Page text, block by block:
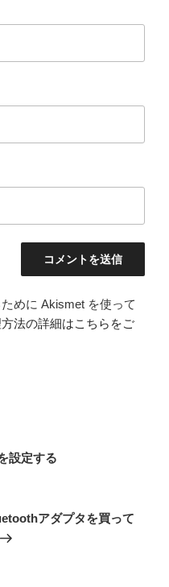
めに Akismet を使って
法の詳細はこちらをご
設定する
アダプタを買って